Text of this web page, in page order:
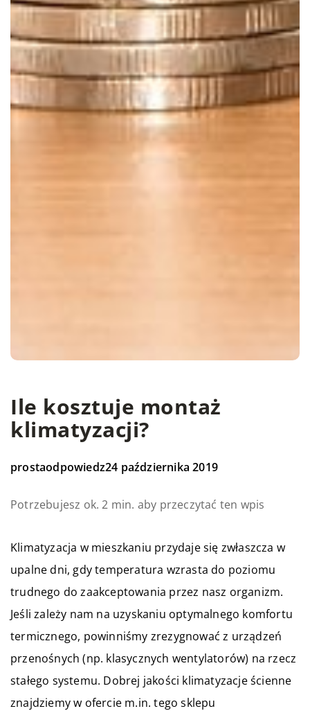
Ile kosztuje montaż
klimatyzacji?
prostaodpowiedz24 października 2019
Potrzebujesz ok. 2 min. aby przeczytać ten wpis
Klimatyzacja w mieszkaniu przydaje się zwłaszcza w
upalne dni, gdy temperatura wzrasta do poziomu
trudnego do zaakceptowania przez nasz organizm.
Jeśli zależy nam na uzyskaniu optymalnego komfortu
termicznego, powinniśmy zrezygnować z urządzeń
przenośnych (np. klasycznych wentylatorów) na rzecz
stałego systemu. Dobrej jakości klimatyzacje ścienne
znajdziemy w ofercie m.in. tego sklepu